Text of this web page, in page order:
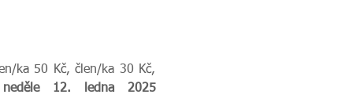
ka 50 Kč, člen/ka 30 Kč,
Je třeba se přihlásit do neděle 12. ledna 2025